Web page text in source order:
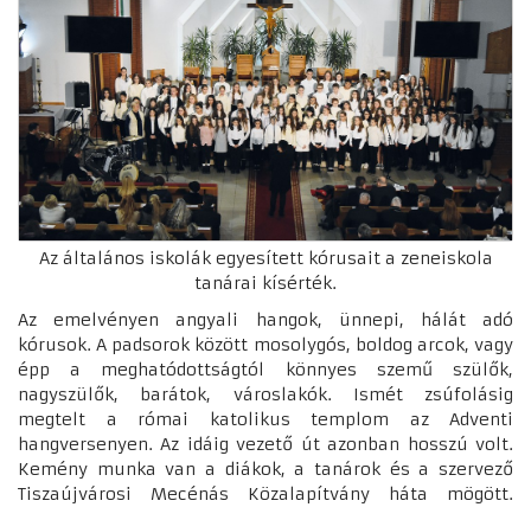
Az általános iskolák egyesített kórusait a zeneiskola
tanárai kísérték.
Az emelvényen angyali hangok, ünnepi, hálát adó
kórusok. A padsorok között mosolygós, boldog arcok, vagy
épp a meghatódottságtól könnyes szemű szülők,
nagyszülők, barátok, városlakók. Ismét zsúfolásig
megtelt a római katolikus templom az Adventi
hangversenyen. Az idáig vezető út azonban hosszú volt.
Kemény munka van a diákok, a tanárok és a szervező
Tiszaújvárosi Mecénás Közalapítvány háta mögött.